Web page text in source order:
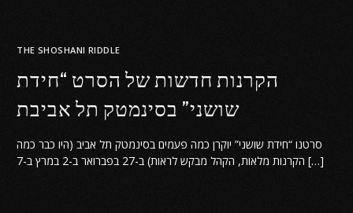
THE SHOSHANI RIDDLE
הקרנות חדשות של הסרט “חידת
שושני” בסינמטק תל אביבת
סרטנו “חידת שושני” יוקרן כמה פעמים בסינמטק תל אביב (היו כבר כמה
הקרנות מלאות, הקהל מבקש לראות) ב-27 בפברואר ב-2 במרץ ב-7 […]